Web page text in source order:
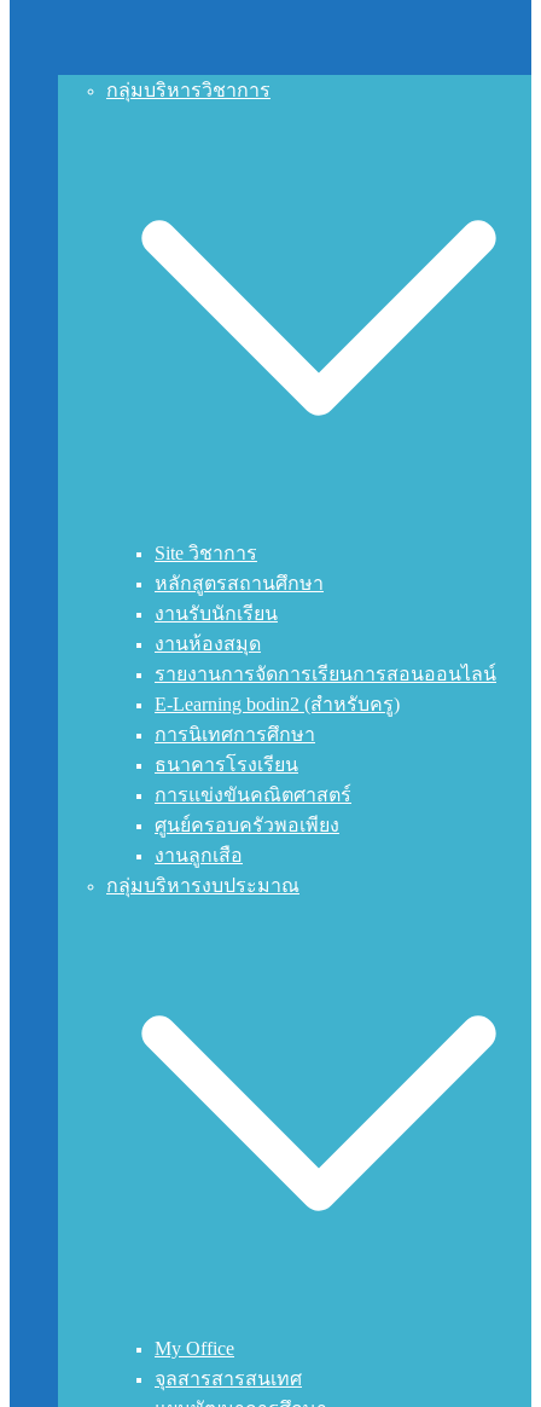
กลุ่มบริหารวิชาการ
Site วิชาการ
หลักสูตรสถานศึกษา
งานรับนักเรียน
งานห้องสมุด
รายงานการจัดการเรียนการสอนออนไลน์
E-Learning bodin2 (สำหรับครู)
การนิเทศการศึกษา
ธนาคารโรงเรียน
การแข่งขันคณิตศาสตร์
ศูนย์ครอบครัวพอเพียง
งานลูกเสือ
กลุ่มบริหารงบประมาณ
My Office
จุลสารสารสนเทศ